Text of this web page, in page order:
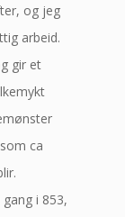
og jeg
arbeid.
gir et
ca
i 853,